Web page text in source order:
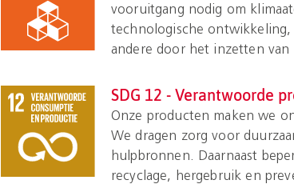
vooruitgang nodig om
technologische
andere door het inzetten van
SDG 12 - Verantwoorde
Onze producten maken we
We dragen zorg voor
hulpbronnen. Daarnaast
recyclage, hergebruik en